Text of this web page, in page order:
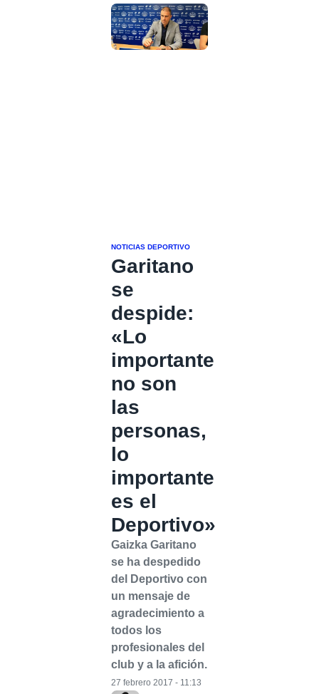
NOTICIAS DEPORTIVO
Garitano
se
despide:
«Lo
importante
no son
las
personas,
lo
importante
es el
Deportivo»
Gaizka Garitano
se ha despedido
del Deportivo con
un mensaje de
agradecimiento a
todos los
profesionales del
club y a la afición.
27 febrero 2017 - 11:13